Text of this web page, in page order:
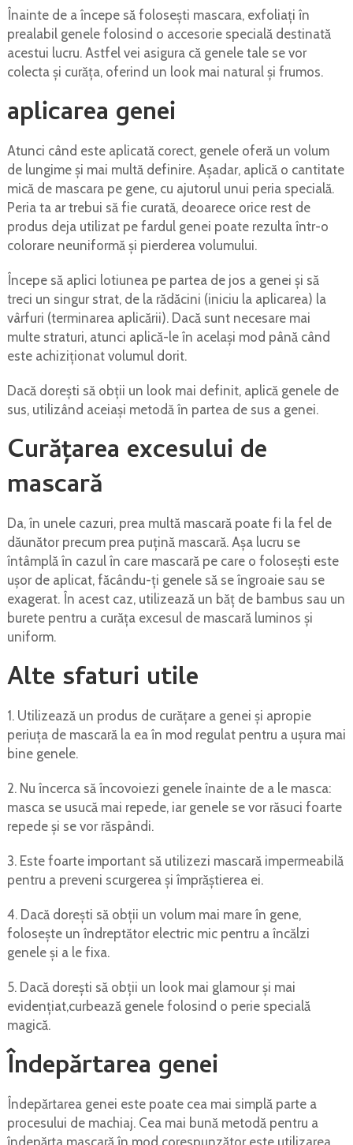
Înainte de a începe să folosești mascara, exfoliați în
prealabil genele folosind o accesorie specială destinată
acestui lucru. Astfel vei asigura că genele tale se vor
colecta și curăța, oferind un look mai natural și frumos.
aplicarea genei
Atunci când este aplicată corect, genele oferă un volum
de lungime și mai multă definire. Așadar, aplică o cantitate
mică de mascara pe gene, cu ajutorul unui peria specială.
Peria ta ar trebui să fie curată, deoarece orice rest de
produs deja utilizat pe fardul genei poate rezulta într-o
colorare neuniformă și pierderea volumului.
Începe să aplici lotiunea pe partea de jos a genei și să
treci un singur strat, de la rădăcini (iniciu la aplicarea) la
vârfuri (terminarea aplicării). Dacă sunt necesare mai
multe straturi, atunci aplică-le în același mod până când
este achiziționat volumul dorit.
Dacă dorești să obții un look mai definit, aplică genele de
sus, utilizând aceiași metodă în partea de sus a genei.
Curățarea excesului de
mascară
Da, în ​​unele cazuri, prea multă mascară poate fi la fel de
dăunător precum prea puțină mascară. Așa lucru se
întâmplă în cazul în care mascară pe care o folosești este
ușor de aplicat, făcându-ți genele să se îngroaie sau se
exagerat. În acest caz, utilizează un băț de bambus sau un
burete pentru a curăța excesul de mascară luminos și
uniform.
Alte sfaturi utile
1. Utilizează un produs de curățare a genei și apropie
periuța de mascară la ea în mod regulat pentru a ușura mai
bine genele.
2. Nu încerca să încovoiezi genele înainte de a le masca:
masca se usucă mai repede, iar genele se vor răsuci foarte
repede și se vor răspândi.
3. Este foarte important să utilizezi mascară impermeabilă
pentru a preveni scurgerea și împrăștierea ei.
4. Dacă dorești să obții un volum mai mare în gene,
folosește un îndreptător electric mic pentru a încălzi
genele și a le fixa.
5. Dacă dorești să obții un look mai glamour și mai
evidențiat,curbează genele folosind o perie specială
magică.
Îndepărtarea genei
Îndepărtarea genei este poate cea mai simplă parte a
procesului de machiaj. Cea mai bună metodă pentru a
îndepărta mascară în mod corespunzător este utilizarea